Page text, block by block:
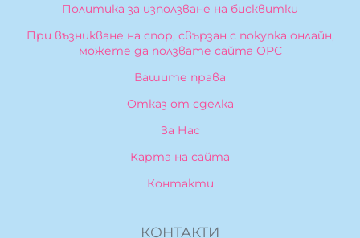
Политика за използване на бисквитки
При възникване на спор, свързан с покупка онлайн,
можете да ползвате сайта ОРС
Вашите права
Отказ от сделка
За Нас
Карта на сайта
Контакти
КОНТАКТИ